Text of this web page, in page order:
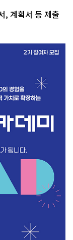
R
L
유
하
크
게
하
기
작
게
하
기
, 계획서 등 제출